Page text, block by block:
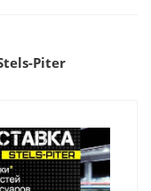
Piter